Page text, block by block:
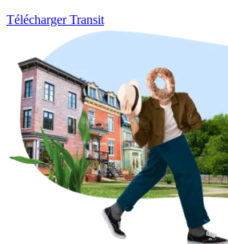
Télécharger Transit